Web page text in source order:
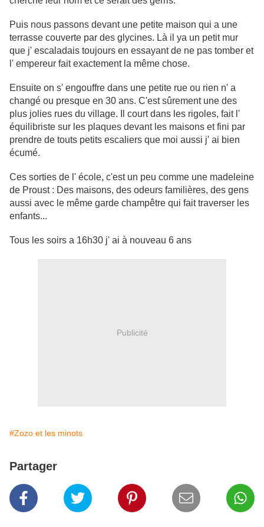
Puis nous passons devant une petite maison qui a une
terrasse couverte par des glycines. Là il ya un petit mur
que j' escaladais toujours en essayant de ne pas tomber et
l' empereur fait exactement la même chose.
Ensuite on s' engouffre dans une petite rue ou rien n' a
changé ou presque en 30 ans. C'est sûrement une des
plus jolies rues du village. Il court dans les rigoles, fait l'
équilibriste sur les plaques devant les maisons et fini par
prendre de touts petits escaliers que moi aussi j' ai bien
écumé.
Ces sorties de l' école, c'est un peu comme une madeleine
de Proust : Des maisons, des odeurs familières, des gens
aussi avec le même garde champêtre qui fait traverser les
enfants...
Tous les soirs a 16h30 j' ai à nouveau 6 ans
Publicité
#Zozo et les minots
Partager